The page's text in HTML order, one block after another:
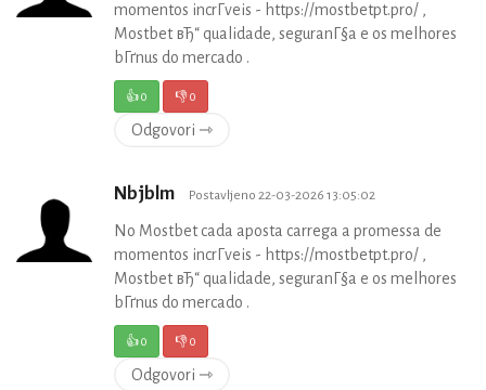
momentos incrГ­veis - https://mostbetpt.pro/ ,
Mostbet вЂ“ qualidade, seguranГ§a e os melhores
bГґnus do mercado .
👍0 👎0
Odgovori ⇾
Nbjblm Postavljeno 22-03-2026 13:05:02
No Mostbet cada aposta carrega a promessa de
momentos incrГ­veis - https://mostbetpt.pro/ ,
Mostbet вЂ“ qualidade, seguranГ§a e os melhores
bГґnus do mercado .
👍0 👎0
Odgovori ⇾